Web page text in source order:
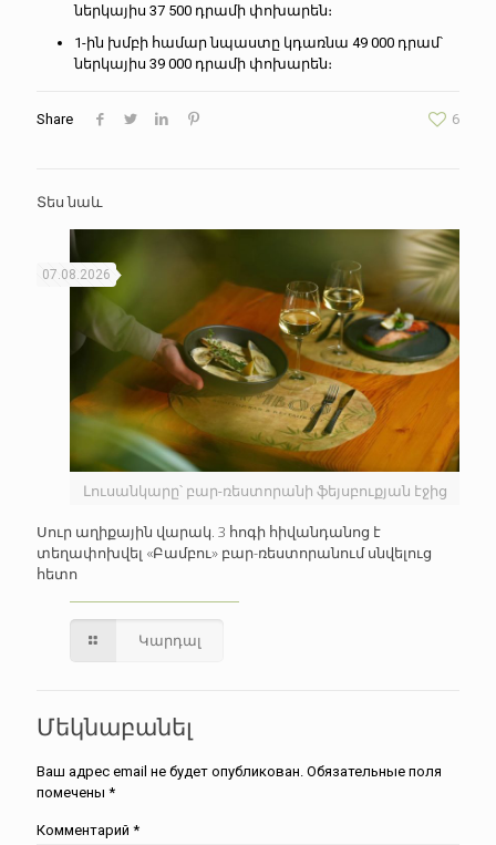
ներկայիս 37 500 դրամի փոխարեն։
1-ին խմբի համար նպաստը կդառնա 49 000 դրամ՝
ներկայիս 39 000 դրամի փոխարեն։
Share 6
Տես նաև
Լուսանկարը՝ բար-ռեստորանի ֆեյսբուքյան էջից
07.08.2026
Սուր աղիքային վարակ. 3 հոգի հիվանդանոց է
տեղափոխվել «Բամբու» բար-ռեստորանում սնվելուց
հետո
Կարդալ
Մեկնաբանել
Ваш адрес email не будет опубликован. Обязательные поля
помечены *
Комментарий *